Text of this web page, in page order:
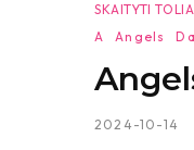
SKAITYTI
A
Angels
2024-10-14